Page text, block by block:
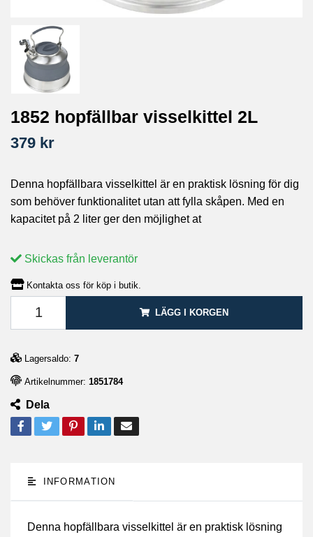
1852 hopfällbar visselkittel 2L
379 kr
Denna hopfällbara visselkittel är en praktisk lösning för dig
som behöver funktionalitet utan att fylla skåpen. Med en
kapacitet på 2 liter ger den möjlighet at
Skickas från leverantör
Kontakta oss för köp i butik.
LÄGG I KORGEN
Lagersaldo: 7
Artikelnummer: 1851784
Dela
INFORMATION
Denna hopfällbara visselkittel är en praktisk lösning